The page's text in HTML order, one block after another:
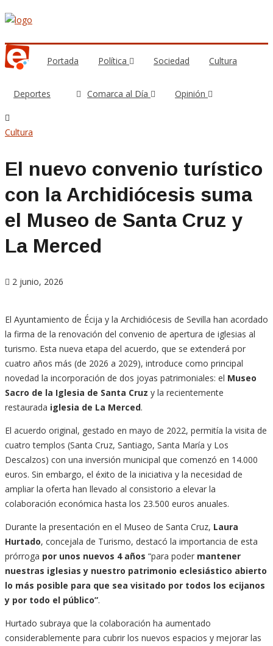
Portada Política Sociedad Cultura
Deportes Comarca al Día Opinión
Cultura
El nuevo convenio turístico
con la Archidiócesis suma
el Museo de Santa Cruz y
La Merced
2 junio, 2026
El Ayuntamiento de Écija y la Archidiócesis de Sevilla han acordado
la firma de la renovación del convenio de apertura de iglesias al
turismo. Esta nueva etapa del acuerdo, que se extenderá por
cuatro años más (de 2026 a 2029), introduce como principal
novedad la incorporación de dos joyas patrimoniales: el Museo
Sacro de la Iglesia de Santa Cruz y la recientemente
restaurada iglesia de La Merced.
El acuerdo original, gestado en mayo de 2022, permitía la visita de
cuatro templos (Santa Cruz, Santiago, Santa María y Los
Descalzos) con una inversión municipal que comenzó en 14.000
euros. Sin embargo, el éxito de la iniciativa y la necesidad de
ampliar la oferta han llevado al consistorio a elevar la
colaboración económica hasta los 23.500 euros anuales.
Durante la presentación en el Museo de Santa Cruz, Laura
Hurtado, concejala de Turismo, destacó la importancia de esta
prórroga por unos nuevos 4 años “para poder mantener
nuestras iglesias y nuestro patrimonio eclesiástico abierto
lo más posible para que sea visitado por todos los ecijanos
y por todo el público”.
Hurtado subraya que la colaboración ha aumentado
considerablemente para cubrir los nuevos espacios y mejorar las